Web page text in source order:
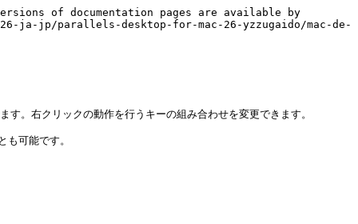
of documentation pages are available by
ja-jp/parallels-desktop-for-mac-26-yzzugaido/mac-de-
右クリックの動作を行うキーの組み合わせを変更できます。
可能です。